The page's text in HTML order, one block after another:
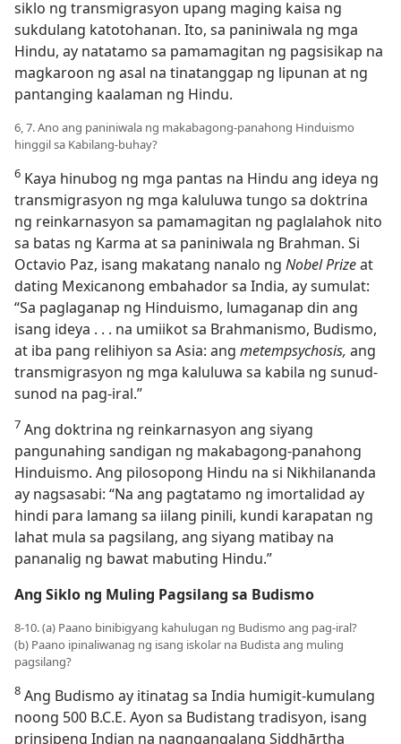
siklo ng transmigrasyon upang maging kaisa ng
sukdulang katotohanan. Ito, sa paniniwala ng mga
Hindu, ay natatamo sa pamamagitan ng pagsisikap na
magkaroon ng asal na tinatanggap ng lipunan at ng
pantanging kaalaman ng Hindu.
6, 7. Ano ang paniniwala ng makabagong-panahong Hinduismo
hinggil sa Kabilang-buhay?
6 Kaya hinubog ng mga pantas na Hindu ang ideya ng
transmigrasyon ng mga kaluluwa tungo sa doktrina
ng reinkarnasyon sa pamamagitan ng paglalahok nito
sa batas ng Karma at sa paniniwala ng Brahman. Si
Octavio Paz, isang makatang nanalo ng Nobel Prizeat
dating Mexicanong embahador sa India, ay sumulat:
“Sa paglaganap ng Hinduismo, lumaganap din ang
isang ideya . . . na umiikot sa Brahmanismo, Budismo,
at iba pang relihiyon sa Asia: ang metempsychosis, ang
transmigrasyon ng mga kaluluwa sa kabila ng sunud-
sunod na pag-iral.”
7 Ang doktrina ng reinkarnasyon ang siyang
pangunahing sandigan ng makabagong-panahong
Hinduismo. Ang pilosopong Hindu na si Nikhilananda
ay nagsasabi: “Na ang pagtatamo ng imortalidad ay
hindi para lamang sa iilang pinili, kundi karapatan ng
lahat mula sa pagsilang, ang siyang matibay na
pananalig ng bawat mabuting Hindu.”
Ang Siklo ng Muling Pagsilang sa Budismo
8-10. (a) Paano binibigyang kahulugan ng Budismo ang pag-iral?
(b) Paano ipinaliwanag ng isang iskolar na Budista ang muling
pagsilang?
8 Ang Budismo ay itinatag sa India humigit-kumulang
noong 500 B.C.E. Ayon sa Budistang tradisyon, isang
prinsipeng Indian na nagngangalang Siddhārtha